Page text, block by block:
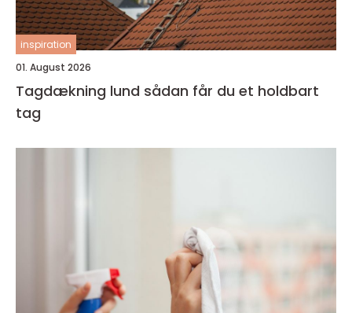
inspiration
01. August 2026
Tagdækning lund sådan får du et holdbart
tag